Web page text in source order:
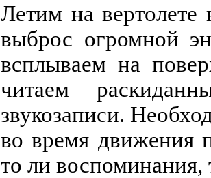
Летим на
выброс огромной
всплываем на
читаем
звукозаписи.
во время движения
то ли воспоминания,